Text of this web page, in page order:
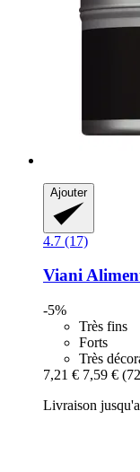
Ajouter
4.7 (17)
Viani
-5%
Très fins
Forts
Très
7,21 € 7,59 €
Livraison